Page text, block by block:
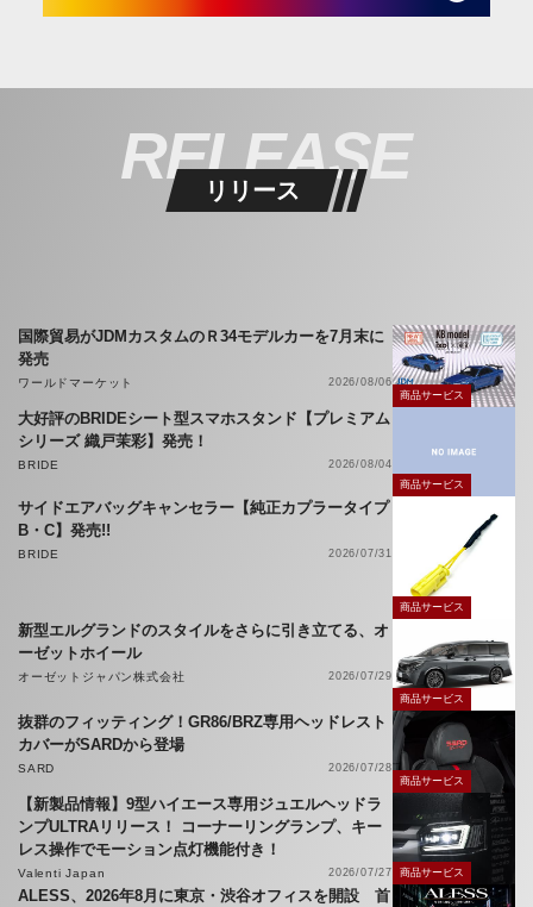
RELEASE
リリース
国際貿易がJDMカスタムのＲ34モデルカーを7月末に
発売
ワールドマーケット
2026/08/06
商品サービス
大好評のBRIDEシート型スマホスタンド【プレミアム
シリーズ 織戸茉彩】発売！
BRIDE
2026/08/04
商品サービス
サイドエアバッグキャンセラー【純正カプラータイプ
B・C】発売!!
BRIDE 2026/07/31
商品サービス
新型エルグランドのスタイルをさらに引き立てる、オ
ーゼットホイール
オーゼットジャパン株式会社
2026/07/29
商品サービス
抜群のフィッティング！GR86/BRZ専用ヘッドレスト
カバーがSARDから登場
SARD
2026/07/28
商品サービス
【新製品情報】9型ハイエース専用ジュエルヘッドラ
ンプULTRAリリース！ コーナーリングランプ、キー
レス操作でモーション点灯機能付き！
Valenti Japan 2026/07/27 商品サービス
ALESS、2026年8月に東京・渋谷オフィスを開設 首